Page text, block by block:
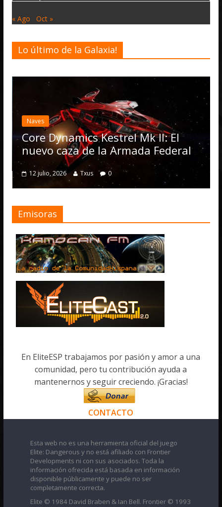
« Ago Oct »
Lo último de la Galaxia!
Kestrel Mk II: El
caza de la Armada Federal
2026 Txus 0
Elite
Emisoras
En EliteESP trabajamos por pasión y amor a una
comunidad, pero tu contribución ayuda a
mantenernos y seguir creciendo. ¡Gracias!
CONTACTO
Esta web no es una herramienta oficial del juego
Elite: Dangerous y no está afiliado con Frontier
Developments ni con sus asociados. Toda la
información ofrecida está basada en información
disponible públicamente y puede no ser
completamente correcta.
Elite © 1984 David Braben & Ian Bell. Frontier © 1993